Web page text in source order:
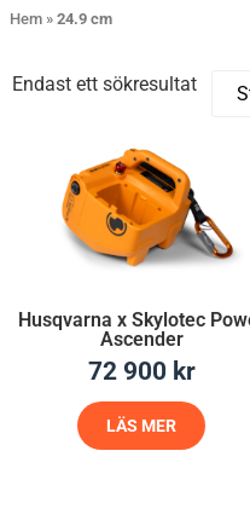
Hem » 24.9 cm
Endast ett sökresultat
Husqvarna x Skylotec
Ascender
72 900 kr
LÄS MER